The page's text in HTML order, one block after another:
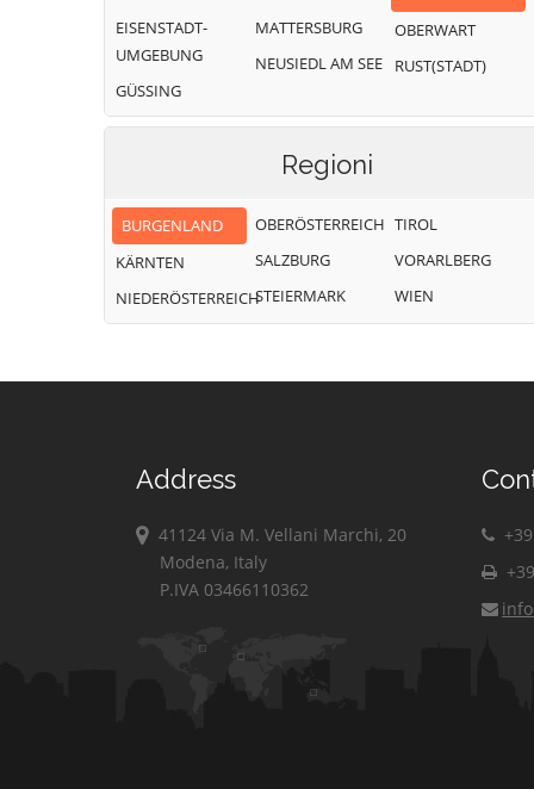
EISENSTADT-
UMGEBUNG
GÜSSING
MATTERSBURG
NEUSIEDL AM SEE
OBERWART
RUST(STADT)
Regioni
BURGENLAND
KÄRNTEN
NIEDERÖSTERREICH
OBERÖSTERREICH
SALZBURG
STEIERMARK
TIROL
VORARLBERG
WIEN
Address
41124 Via M. Vellani Marchi, 20
Modena, Italy
P.IVA 03466110362